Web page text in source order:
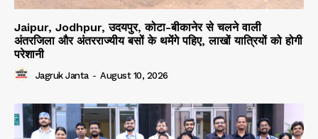
Jaipur, Jodhpur, उदयपुर, कोटा-बीकानेर से चलने वाली
अंतरजिला और अंतरराज्यीय बसों के थमेंगे पहिए, लाखों यात्रियों को होगी
परेशानी
Jagruk Janta - August 10, 2026